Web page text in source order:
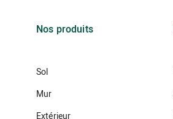
Nos produits
Sol
Mur
Extérieur